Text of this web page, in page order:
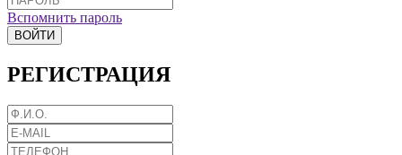
Вспомнить пароль
ВОЙТИ
РЕГИСТРАЦИЯ